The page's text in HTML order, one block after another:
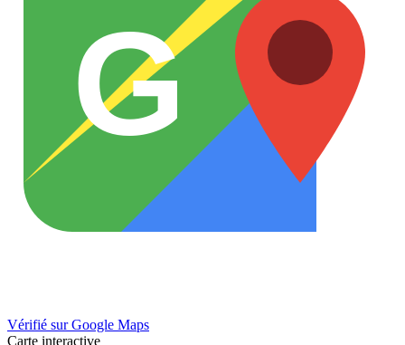
G
Vérifié sur Google Maps
Carte interactive